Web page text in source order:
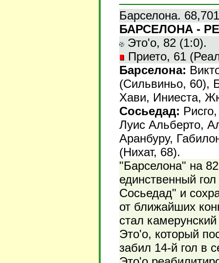
Барселона.
БАРСЕЛОНА -
Это'о, 82 (1:0).
Прието, 61
Барселона:
(Сильвиньо, 60),
Хави, Иниеста,
Сосьедад:
Луис Альберто,
Аранбуру,
(Нихат, 68).
"Барселона" на
единственный
Сосьедад" и
от ближайших
стал
Это'о, который
забил 14-й гол в